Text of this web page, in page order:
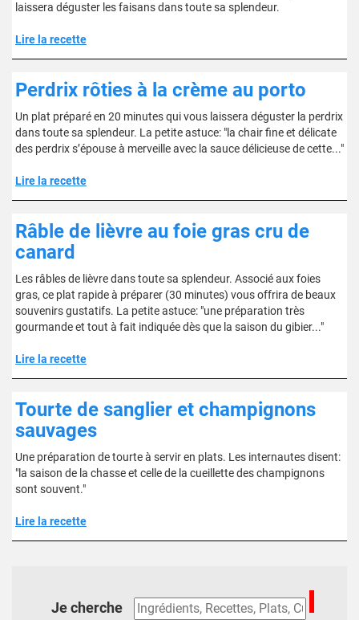
laissera déguster les faisans dans toute sa splendeur.
Lire la recette
Perdrix rôties à la crème au porto
Un plat préparé en 20 minutes qui vous laissera déguster la perdrix
dans toute sa splendeur. La petite astuce: "la chair fine et délicate
des perdrix s’épouse à merveille avec la sauce délicieuse de cette..."
Lire la recette
Râble de lièvre au foie gras cru de
canard
Les râbles de lièvre dans toute sa splendeur. Associé aux foies
gras, ce plat rapide à préparer (30 minutes) vous offrira de beaux
souvenirs gustatifs. La petite astuce: "une préparation très
gourmande et tout à fait indiquée dès que la saison du gibier..."
Lire la recette
Tourte de sanglier et champignons
sauvages
Une préparation de tourte à servir en plats. Les internautes disent:
"la saison de la chasse et celle de la cueillette des champignons
sont souvent."
Lire la recette
Je cherche